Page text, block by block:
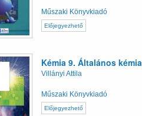
Műszaki Könyvkiadó
Előjegyezhető
Kémia 9. Általános kémia
Villányi Attila
Műszaki Könyvkiadó
Előjegyezhető